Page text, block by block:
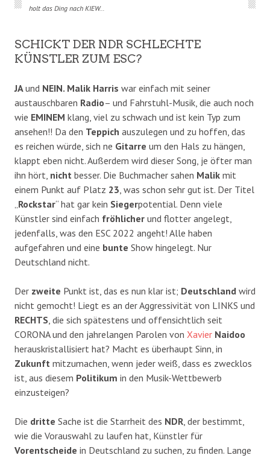
holt das Ding nach KIEW…
SCHICKT DER NDR SCHLECHTE
KÜNSTLER ZUM ESC?
JAund NEIN. Malik Harris war einfach mit seiner
austauschbaren Radio– und Fahrstuhl-Musik, die auch noch
wie EMINEM klang, viel zu schwach und ist kein Typ zum
ansehen!! Da den Teppich auszulegen und zu hoffen, das
es reichen würde, sich ne Gitarre um den Hals zu hängen,
klappt eben nicht. Außerdem wird dieser Song, je öfter man
ihn hört, nicht besser. Die Buchmacher sahen Malik mit
einem Punkt auf Platz 23, was schon sehr gut ist. Der Titel
„Rockstar“ hat gar kein Siegerpotential. Denn viele
Künstler sind einfach fröhlicher und flotter angelegt,
jedenfalls, was den ESC 2022 angeht! Alle haben
aufgefahren und eine bunte Show hingelegt. Nur
Deutschland nicht.
Der zweite Punkt ist, das es nun klar ist; Deutschland wird
nicht gemocht! Liegt es an der Aggressivität von LINKS und
RECHTS, die sich spätestens und offensichtlich seit
CORONA und den jahrelangen Parolen von Xavier Naidoo
herauskristallisiert hat? Macht es überhaupt Sinn, in
Zukunft mitzumachen, wenn jeder weiß, dass es zwecklos
ist, aus diesem Politikum in den Musik-Wettbewerb
einzusteigen?
Die dritte Sache ist die Starrheit des NDR, der bestimmt,
wie die Vorauswahl zu laufen hat, Künstler für
Vorentscheide in Deutschland zu suchen, zu finden. Lange